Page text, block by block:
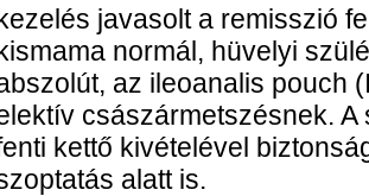
javasolt a remisszió
normál, hüvelyi
az ileoanalis pouch
császármetszésnek.
kettő kivételével
alatt is.